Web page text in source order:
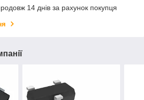
14 днів за рахунок покупця